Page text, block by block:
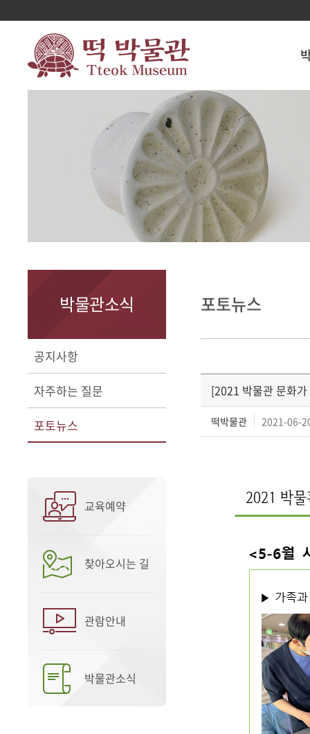
박물관소식
공지사항
자주하는 질문
포토뉴스
교육예약
찾아오시는 길
관람안내
박물관소식
포토뉴스
[2021 박물관 문화
떡박물관 2021-06-